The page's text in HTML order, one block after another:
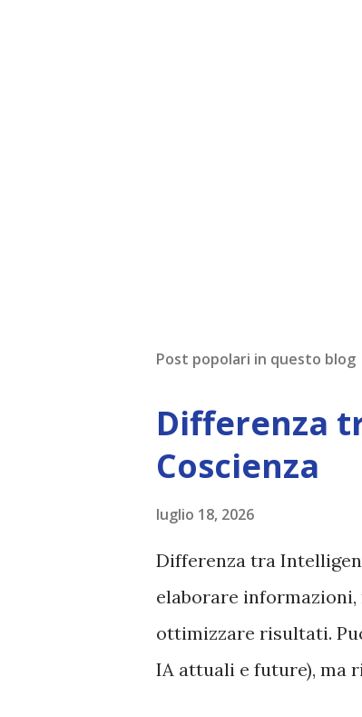
Post popolari in questo blog
Differenza
Coscienza
luglio 18, 2026
Differenza tra
elaborare
ottimizzare risultati.
IA attuali e future), ma